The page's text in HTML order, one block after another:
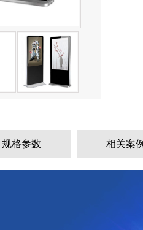
规格参数 相关案